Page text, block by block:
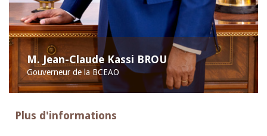
M. Jean-Claude Kassi BROU
Gouverneur de la BCEAO
Plus d'informations